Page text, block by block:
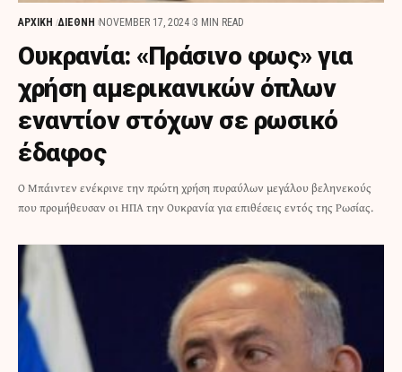
ΑΡΧΙΚΗ ΔΙΕΘΝΗ NOVEMBER 17, 2024 3 MIN READ
Ουκρανία: «Πράσινο φως» για
χρήση αμερικανικών όπλων
εναντίον στόχων σε ρωσικό
έδαφος
Ο Μπάιντεν ενέκρινε την πρώτη χρήση πυραύλων μεγάλου βεληνεκούς
που προμήθευσαν οι ΗΠΑ την Ουκρανία για επιθέσεις εντός της Ρωσίας.